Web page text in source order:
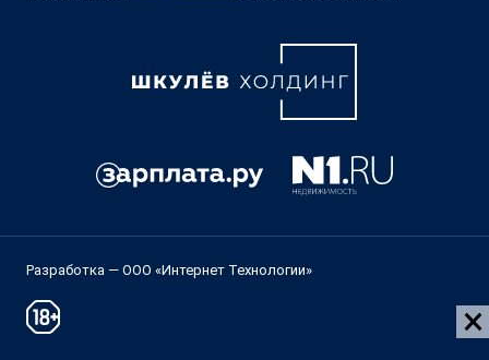
Разработка — ООО «Интернет Технологии»